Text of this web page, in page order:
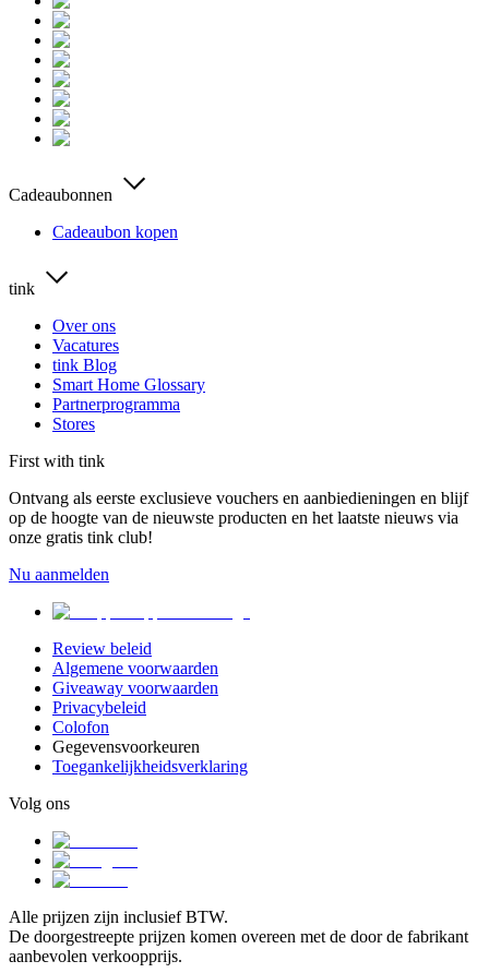
Cadeaubonnen
Cadeaubon kopen
tink
Over ons
Vacatures
tink Blog
Smart Home Glossary
Partnerprogramma
Stores
First with tink
Ontvang als eerste exclusieve vouchers en aanbiedieningen en blijf
op de hoogte van de nieuwste producten en het laatste nieuws via
onze gratis tink club!
Nu aanmelden
Review beleid
Algemene voorwaarden
Giveaway voorwaarden
Privacybeleid
Colofon
Gegevensvoorkeuren
Toegankelijkheidsverklaring
Volg ons
Alle prijzen zijn inclusief BTW.
De doorgestreepte prijzen komen overeen met de door de fabrikant
aanbevolen verkoopprijs.